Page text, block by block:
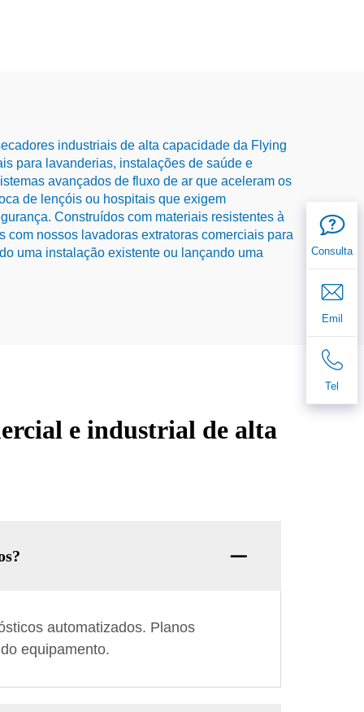
industriais de alta capacidade da Flying
para lavanderias, instalações de saúde e
avançados de fluxo de ar que aceleram os
de lençóis ou hospitais que exigem
Construídos com materiais resistentes à
nossos lavadoras extratoras comerciais para
uma instalação existente ou lançando uma
e industrial de alta
automatizados. Planos
equipamento.
Consulta
Emil
Tel